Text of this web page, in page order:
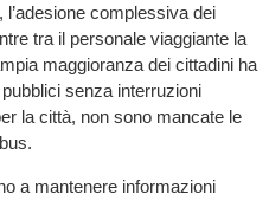
complessiva dei
tra il personale viaggiante la
maggioranza dei cittadini ha
senza interruzioni
la città, non sono mancate le
a mantenere informazioni